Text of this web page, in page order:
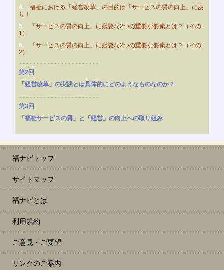
4. 福祉における「経営改革」の目的は「サービスの質の向上」にあ
り！
5. 「サービスの質の向上」に必要な2つの重要な要素とは？（その
1）
6. 「サービスの質の向上」に必要な2つの重要な要素とは？（その
2）
第2回
「経営改革」の実践とは具体的にどのようなものなのか？
第3回
「福祉サービスの質」と「経営」の向上への取り組み
福ナビトップ
サイトマップ
福ナビとは
利用規約
ご意見・ご要望
リンクのご案内